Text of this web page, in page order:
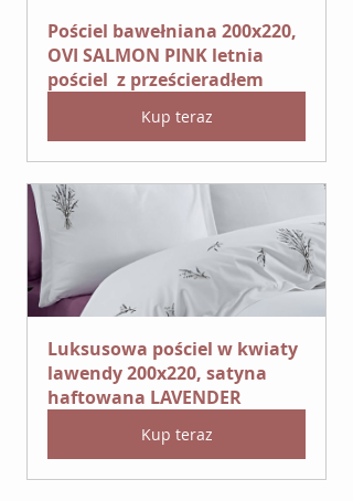
Pościel bawełniana 200x220,
OVI SALMON PINK letnia
pościel  z prześcieradłem
Kup teraz
Luksusowa pościel w kwiaty
lawendy 200x220, satyna
haftowana LAVENDER
Kup teraz